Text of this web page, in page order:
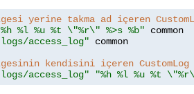
yerine takma ad içeren
%l %u %t \"%r\" %>s %b"
access_log" common
kendisini içeren CustomLog
access_log" "%h %l %u %t